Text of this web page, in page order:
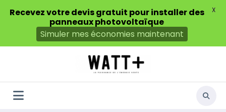
Recevez votre devis gratuit pour installer des
panneaux photovoltaïque
Simuler mes économies maintenant
X